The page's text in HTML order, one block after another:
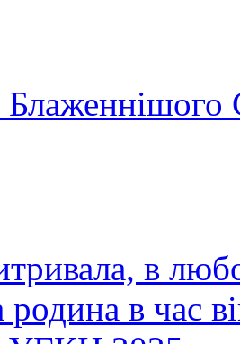
Блаженнішого
в
родина в час